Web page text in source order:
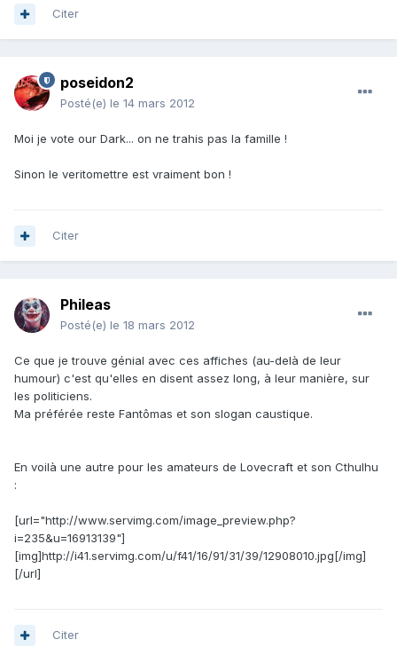
Citer
poseidon2
Posté(e) le 14 mars 2012
Moi je vote our Dark... on ne trahis pas la famille !
Sinon le veritomettre est vraiment bon !
Citer
Phileas
Posté(e) le 18 mars 2012
Ce que je trouve génial avec ces affiches (au-delà de leur
humour) c'est qu'elles en disent assez long, à leur manière, sur
les politiciens.
Ma préférée reste Fantômas et son slogan caustique.
En voilà une autre pour les amateurs de Lovecraft et son Cthulhu
:
[url="http://www.servimg.com/image_preview.php?
i=235&u=16913139"]
[img]http://i41.servimg.com/u/f41/16/91/31/39/12908010.jpg[/img]
[/url]
Citer